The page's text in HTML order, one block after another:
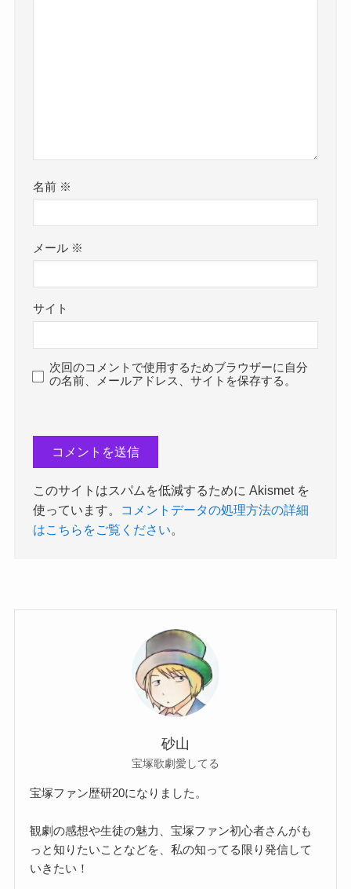
名前 ※
メール ※
サイト
次回のコメントで使用するためブラウザーに自分
の名前、メールアドレス、サイトを保存する。
このサイトはスパムを低減するために Akismet を
使っています。
コメントデータの処理方法の詳細
はこちらをご覧ください。
砂山
宝塚歌劇愛してる
宝塚ファン歴研20になりました。
観劇の感想や生徒の魅力、宝塚ファン初心者さんがも
っと知りたいことなどを、私の知ってる限り発信して
いきたい！